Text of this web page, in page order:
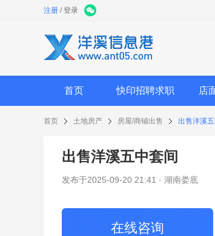
注册 /登录
首页 快印招聘求职 店
首页 土地房产 房屋/商铺出售 出售洋溪
出售洋溪五中套间
发布于2025-09-20 21:41 · 湖南娄底
在线咨询